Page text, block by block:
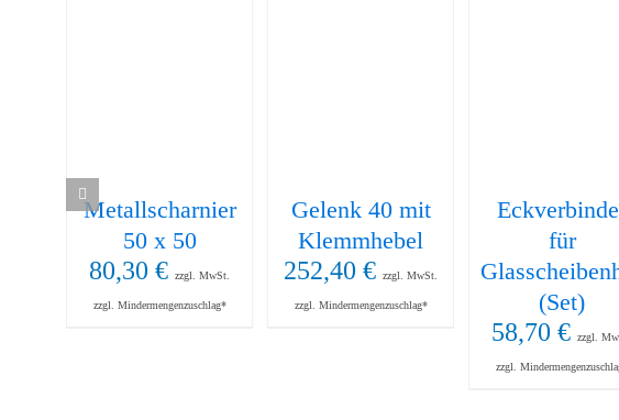
Metallscharnier
50 x 50
80,30€ zzgl. MwSt.
zzgl. Mindermengenzuschlag*
Gelenk 40 mit
Klemmhebel
252,40€ zzgl. MwSt.
zzgl. Mindermengenzuschlag*
für
(Set)
58,70€ zzgl.
zzgl.